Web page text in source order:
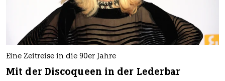
Eine Zeitreise in die 90er Jahre
Mit der Discoqueen in der Lederbar